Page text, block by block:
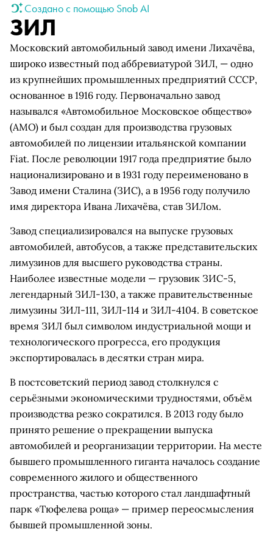
Создано с помощью Snob AI
ЗИЛ
Московский автомобильный завод имени Лихачёва,
широко известный под аббревиатурой ЗИЛ, — одно
из крупнейших промышленных предприятий СССР,
основанное в 1916 году. Первоначально завод
назывался «Автомобильное Московское общество»
(АМО) и был создан для производства грузовых
автомобилей по лицензии итальянской компании
Fiat. После революции 1917 года предприятие было
национализировано и в 1931 году переименовано в
Завод имени Сталина (ЗИС), а в 1956 году получило
имя директора Ивана Лихачёва, став ЗИЛом.
Завод специализировался на выпуске грузовых
автомобилей, автобусов, а также представительских
лимузинов для высшего руководства страны.
Наиболее известные модели — грузовик ЗИС-5,
легендарный ЗИЛ-130, а также правительственные
лимузины ЗИЛ-111, ЗИЛ-114 и ЗИЛ-4104. В советское
время ЗИЛ был символом индустриальной мощи и
технологического прогресса, его продукция
экспортировалась в десятки стран мира.
В постсоветский период завод столкнулся с
серьёзными экономическими трудностями, объём
производства резко сократился. В 2013 году было
принято решение о прекращении выпуска
автомобилей и реорганизации территории. На месте
бывшего промышленного гиганта началось создание
современного жилого и общественного
пространства, частью которого стал ландшафтный
парк «Тюфелева роща» — пример переосмысления
бывшей промышленной зоны.